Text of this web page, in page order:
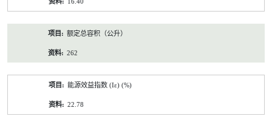
额定总容积（公升）
262
能源效益指数 (Iε) (%)
22.78